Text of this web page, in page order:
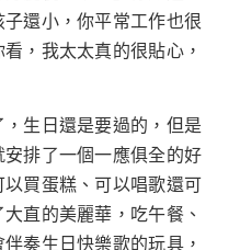
還小，你平常工作也很
，我太太真的很貼心，
生日還是要過的，但是
排了一個一應俱全的好
買蛋糕、可以唱歌還可
直的美麗華，吃午餐、
奏生日快樂歌的玩具，